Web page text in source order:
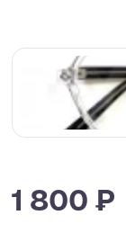
1 800 ₽